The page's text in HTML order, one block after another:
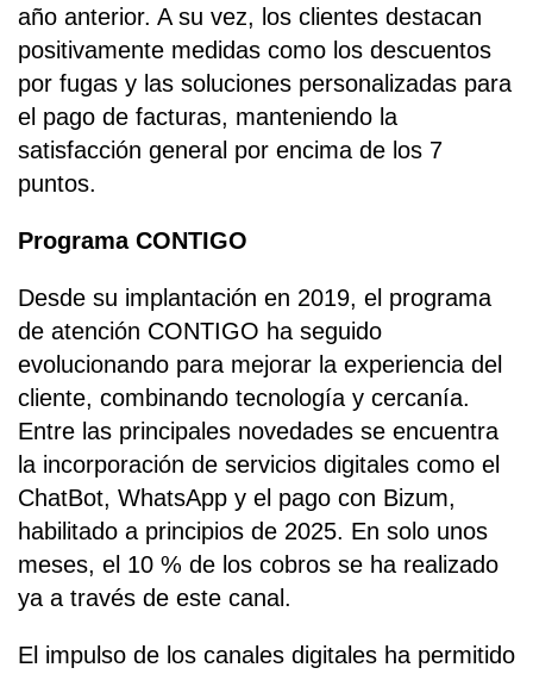
año anterior. A su vez, los clientes destacan
positivamente medidas como los descuentos
por fugas y las soluciones personalizadas para
el pago de facturas, manteniendo la
satisfacción general por encima de los 7
puntos.
Programa CONTIGO
Desde su implantación en 2019, el programa
de atención CONTIGO ha seguido
evolucionando para mejorar la experiencia del
cliente, combinando tecnología y cercanía.
Entre las principales novedades se encuentra
la incorporación de servicios digitales como el
ChatBot, WhatsApp y el pago con Bizum,
habilitado a principios de 2025. En solo unos
meses, el 10 % de los cobros se ha realizado
ya a través de este canal.
El impulso de los canales digitales ha permitido